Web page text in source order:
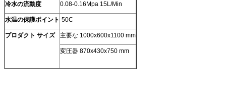
冷水の流動度 0.08-0.16Mpa 15L/Min
水温の保護ポイント 50C
プロダクト サイズ 主要な 1000x600x1100 mm
変圧器 870x430x750 mm